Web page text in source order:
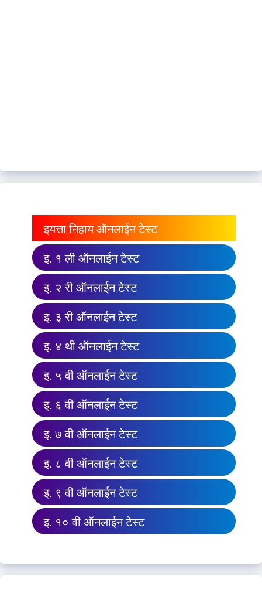
इयत्ता निहाय ऑनलाईन टेस्ट
इ. १ ली ऑनलाईन टेस्ट
इ. २ री ऑनलाईन टेस्ट
इ. ३ री ऑनलाईन टेस्ट
इ. ४ थी ऑनलाईन टेस्ट
इ. ५ वी ऑनलाईन टेस्ट
इ. ६ वी ऑनलाईन टेस्ट
इ. ७ वी ऑनलाईन टेस्ट
इ. ८ वी ऑनलाईन टेस्ट
इ. ९ वी ऑनलाईन टेस्ट
इ. १० वी ऑनलाईन टेस्ट